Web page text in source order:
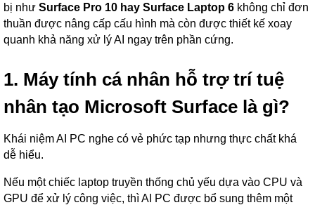
bị như Surface Pro 10 hay Surface Laptop 6 không chỉ đơn
thuần được nâng cấp cấu hình mà còn được thiết kế xoay
quanh khả năng xử lý AI ngay trên phần cứng.
1. Máy tính cá nhân hỗ trợ trí tuệ
nhân tạo Microsoft Surface là gì?
Khái niệm AI PC nghe có vẻ phức tạp nhưng thực chất khá
dễ hiểu.
Nếu một chiếc laptop truyền thống chủ yếu dựa vào CPU và
GPU để xử lý công việc, thì AI PC được bổ sung thêm một